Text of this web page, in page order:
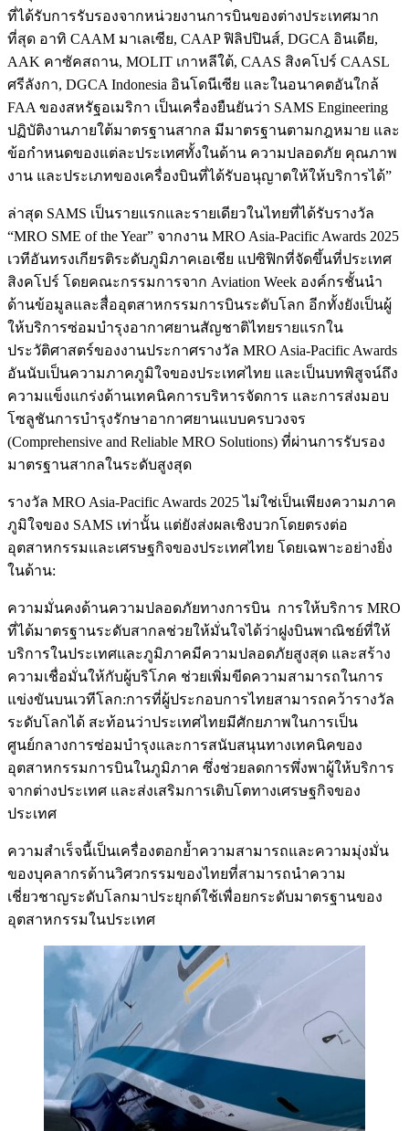
ที่ได้รับการรับรองจากหน่วยงานการบินของต่างประเทศมาก
ที่สุด อาทิ CAAM มาเลเซีย, CAAP ฟิลิปปินส์, DGCA อินเดีย,
AAK คาซัคสถาน, MOLIT เกาหลีใต้, CAAS สิงคโปร์ CAASL
ศรีลังกา, DGCA Indonesia อินโดนีเซีย และในอนาคตอันใกล้
FAA ของสหรัฐอเมริกา เป็นเครื่องยืนยันว่า SAMS Engineering
ปฏิบัติงานภายใต้มาตรฐานสากล มีมาตรฐานตามกฎหมาย และ
ข้อกำหนดของแต่ละประเทศทั้งในด้าน ความปลอดภัย คุณภาพ
งาน และประเภทของเครื่องบินที่ได้รับอนุญาตให้ให้บริการได้”
ล่าสุด SAMS เป็นรายแรกและรายเดียวในไทยที่ได้รับรางวัล
“MRO SME of the Year” จากงาน MRO Asia-Pacific Awards 2025
เวทีอันทรงเกียรติระดับภูมิภาคเอเชีย แปซิฟิกที่จัดขึ้นที่ประเทศ
สิงคโปร์ โดยคณะกรรมการจาก Aviation Week องค์กรชั้นนำ
ด้านข้อมูลและสื่ออุตสาหกรรมการบินระดับโลก อีกทั้งยังเป็นผู้
ให้บริการซ่อมบำรุงอากาศยานสัญชาติไทยรายแรกใน
ประวัติศาสตร์ของงานประกาศรางวัล MRO Asia-Pacific Awards
อันนับเป็นความภาคภูมิใจของประเทศไทย และเป็นบทพิสูจน์ถึง
ความแข็งแกร่งด้านเทคนิคการบริหารจัดการ และการส่งมอบ
โซลูชันการบำรุงรักษาอากาศยานแบบครบวงจร
(Comprehensive and Reliable MRO Solutions) ที่ผ่านการรับรอง
มาตรฐานสากลในระดับสูงสุด
รางวัล MRO Asia-Pacific Awards 2025 ไม่ใช่เป็นเพียงความภาค
ภูมิใจของ SAMS เท่านั้น แต่ยังส่งผลเชิงบวกโดยตรงต่อ
อุตสาหกรรมและเศรษฐกิจของประเทศไทย โดยเฉพาะอย่างยิ่ง
ในด้าน:
ความมั่นคงด้านความปลอดภัยทางการบิน การให้บริการ MRO
ที่ได้มาตรฐานระดับสากลช่วยให้มั่นใจได้ว่าฝูงบินพาณิชย์ที่ให้
บริการในประเทศและภูมิภาคมีความปลอดภัยสูงสุด และสร้าง
ความเชื่อมั่นให้กับผู้บริโภค ช่วยเพิ่มขีดความสามารถในการ
แข่งขันบนเวทีโลก:การที่ผู้ประกอบการไทยสามารถคว้ารางวัล
ระดับโลกได้ สะท้อนว่าประเทศไทยมีศักยภาพในการเป็น
ศูนย์กลางการซ่อมบำรุงและการสนับสนุนทางเทคนิคของ
อุตสาหกรรมการบินในภูมิภาค ซึ่งช่วยลดการพึ่งพาผู้ให้บริการ
จากต่างประเทศ และส่งเสริมการเติบโตทางเศรษฐกิจของ
ประเทศ
ความสำเร็จนี้เป็นเครื่องตอกย้ำความสามารถและความมุ่งมั่น
ของบุคลากรด้านวิศวกรรมของไทยที่สามารถนำความ
เชี่ยวชาญระดับโลกมาประยุกต์ใช้เพื่อยกระดับมาตรฐานของ
อุตสาหกรรมในประเทศ